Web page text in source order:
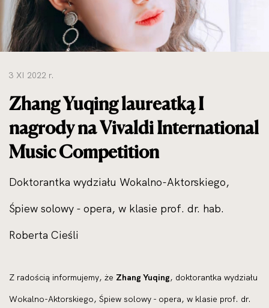
3 XI 2022 r.
Zhang Yuqing laureatką I
nagrody na Vivaldi International
Music Competition
Doktorantka wydziału Wokalno-Aktorskiego,
Śpiew solowy - opera, w klasie prof. dr. hab.
Roberta Cieśli
Z radością informujemy, że Zhang Yuqing, doktorantka wydziału
Wokalno-Aktorskiego, Śpiew solowy - opera, w klasie prof. dr.